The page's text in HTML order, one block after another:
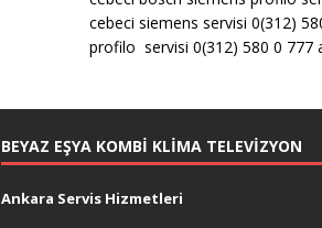
cebeci siemens servisi 0(312)
profilo servisi 0(312) 580 0 777
BEYAZ EŞYA KOMBI KLIMA TELEVIZYON
Ankara Servis Hizmetleri